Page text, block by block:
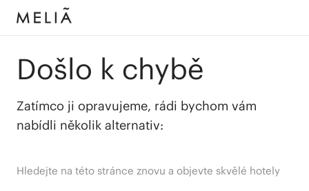
Došlo k chybě
Zatímco ji opravujeme, rádi bychom vám
nabídli několik alternativ:
Hledejte na této stránce znovu a objevte skvělé hotely